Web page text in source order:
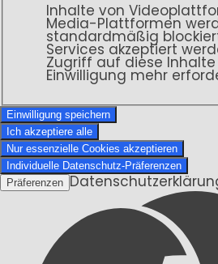
Inhalte von
Media-Plattformen
standardmäßig
Services akzeptiert
Zugriff auf diese
Einwilligung mehr
Einwilligung speichern
Ich akzeptiere alle
Nur essenzielle Cookies akzeptieren
Individuelle Datenschutz-Präferenzen
Präferenzen